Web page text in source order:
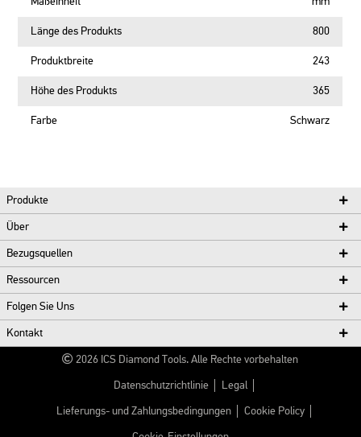
Länge des Produkts 800
Produktbreite 243
Höhe des Produkts 365
Farbe Schwarz
Produkte
Über
Bezugsquellen
Ressourcen
Folgen Sie Uns
Kontakt
2026 ICS Diamond Tools. Alle Rechte vorbehalten
Datenschutzrichtlinie Legal
Lieferungs- und Zahlungsbedingungen Cookie Policy